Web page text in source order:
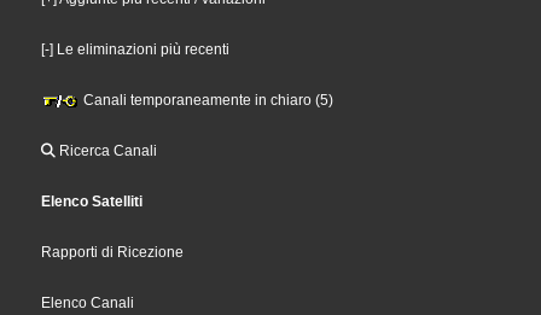
[-] Le eliminazioni più recenti
Canali temporaneamente in chiaro (5)
Ricerca Canali
Elenco Satelliti
Rapporti di Ricezione
Elenco Canali